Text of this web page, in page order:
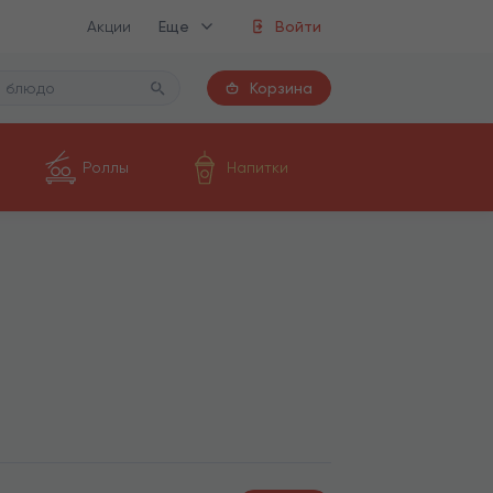
Акции Еще Войти
Корзина
Роллы Напитки